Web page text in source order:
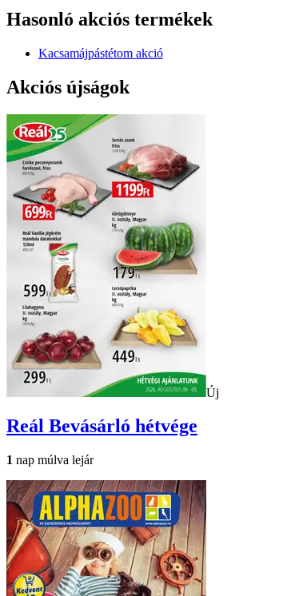
Hasonló akciós termékek
Kacsamájpástétom akció
Akciós újságok
Új
Reál Bevásárló hétvége
1 nap múlva lejár